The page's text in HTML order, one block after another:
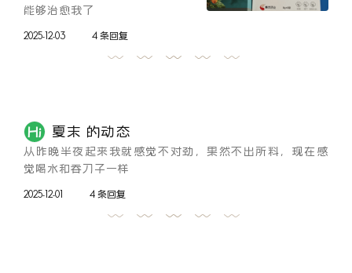
能够治愈我了
2025-12-03 4 条回复
夏末 的动态
从昨晚半夜起来我就感觉不对劲，果然不出所料，现在感
觉喝水和吞刀子一样
2025-12-01 4 条回复